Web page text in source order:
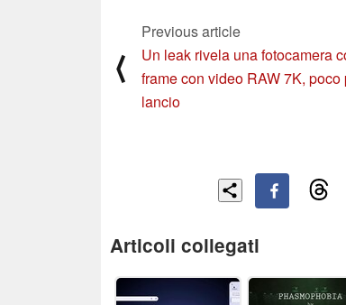
⟨
Previous article
Un leak rivela una fotocamera
frame con video RAW 7K, poco
lancio
Articoli collegati